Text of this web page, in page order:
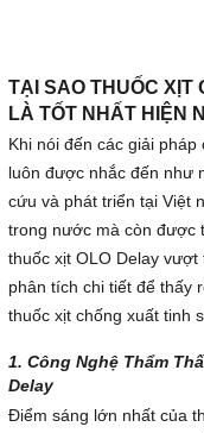
TẠI SAO THUỐC
LÀ TỐT NHẤT HIỆN
Khi nói đến các giải
luôn được nhắc đến như
cứu và phát triển tại Việt
trong nước mà còn được
thuốc xịt OLO Delay
phân tích chi tiết để thấy
thuốc xịt chống xuất tinh
1. Công Nghệ Thẩm
Delay
Điểm sáng lớn nhất của